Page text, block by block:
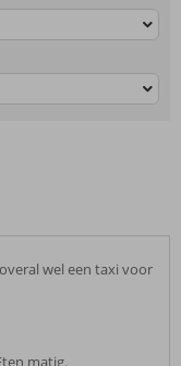
wel een taxi voor
matig.